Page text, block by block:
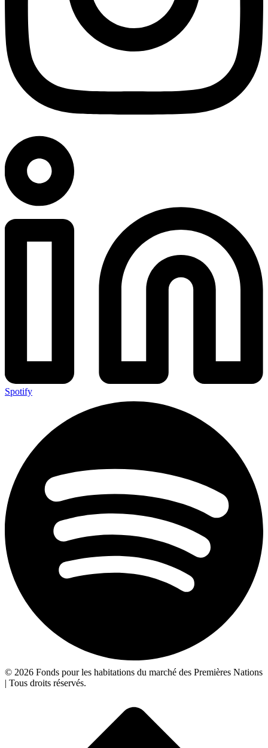
Spotify
© 2026 Fonds pour les habitations du marché des Premières Nations
| Tous droits réservés.